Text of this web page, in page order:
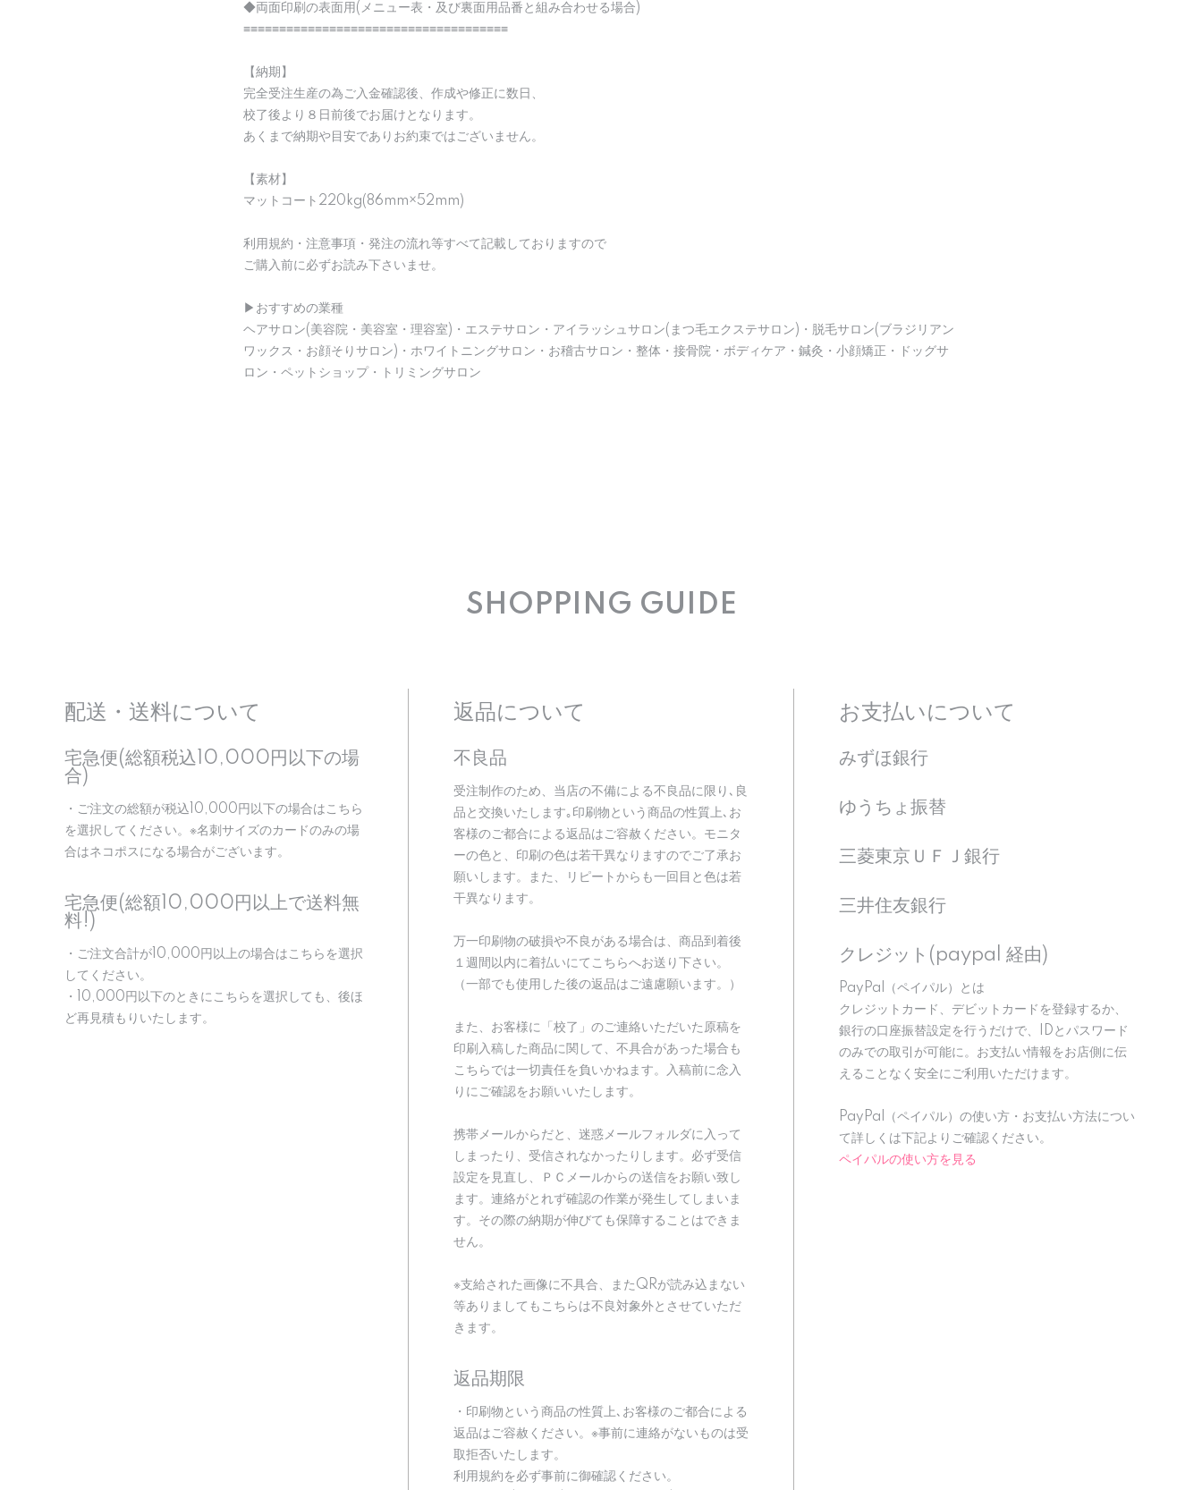
◆両面印刷の表面用(メニュー表・及び裏面用品番と組み合わせる場合)
≡≡≡≡≡≡≡≡≡≡≡≡≡≡≡≡≡≡≡≡≡≡≡≡≡≡≡≡≡≡≡≡≡≡≡≡≡
【納期】
完全受注生産の為ご入金確認後、作成や修正に数日、
校了後より８日前後でお届けとなります。
あくまで納期や目安でありお約束ではございません。
【素材】
マットコート220kg(86mm×52mm)
利用規約・注意事項・発注の流れ等すべて記載しておりますので
ご購入前に必ずお読み下さいませ。
▶︎おすすめの業種
ヘアサロン(美容院・美容室・理容室)・エステサロン・アイラッシュサロン(まつ毛エクステサロン)・脱毛サロン(ブラジリアン
ワックス・お顔そりサロン)・ホワイトニングサロン・お稽古サロン・整体・接骨院・ボディケア・鍼灸・小顔矯正・ドッグサ
ロン・ペットショップ・トリミングサロン
SHOPPING GUIDE
配送・送料について
宅急便(総額税込10,000円以下の場
合)
・ご注文の総額が税込10,000円以下の場合はこちら
を選択してください。※名刺サイズのカードのみの場
合はネコポスになる場合がございます。
宅急便(総額10,000円以上で送料無
料!)
・ご注文合計が10,000円以上の場合はこちらを選択
してください。
・10,000円以下のときにこちらを選択しても、後ほ
ど再見積もりいたします。
返品について
不良品
受注制作のため、当店の不備による不良品に限り､良
品と交換いたします｡印刷物という商品の性質上､お
客様のご都合による返品はご容赦ください。モニタ
ーの色と、印刷の色は若干異なりますのでご了承お
願いします。また、リピートからも一回目と色は若
干異なります。
万一印刷物の破損や不良がある場合は、商品到着後
１週間以内に着払いにてこちらへお送り下さい。
（一部でも使用した後の返品はご遠慮願います。）
また、お客様に「校了」のご連絡いただいた原稿を
印刷入稿した商品に関して、不具合があった場合も
こちらでは一切責任を負いかねます。入稿前に念入
りにご確認をお願いいたします。
携帯メールからだと、迷惑メールフォルダに入って
しまったり、受信されなかったりします。必ず受信
設定を見直し、ＰＣメールからの送信をお願い致し
ます。連絡がとれず確認の作業が発生してしまいま
す。その際の納期が伸びても保障することはできま
せん。
※支給された画像に不具合、またQRが読み込まない
等ありましてもこちらは不良対象外とさせていただ
きます。
返品期限
・印刷物という商品の性質上､お客様のご都合による
返品はご容赦ください。※事前に連絡がないものは受
取拒否いたします。
利用規約を必ず事前に御確認ください。
お支払いについて
みずほ銀行
ゆうちょ振替
三菱東京ＵＦＪ銀行
三井住友銀行
クレジット(paypal 経由)
PayPal（ペイパル）とは
クレジットカード、デビットカードを登録するか、
銀行の口座振替設定を行うだけで、IDとパスワード
のみでの取引が可能に。お支払い情報をお店側に伝
えることなく安全にご利用いただけます。
PayPal（ペイパル）の使い方・お支払い方法につい
て詳しくは下記よりご確認ください。
ペイパルの使い方を見る